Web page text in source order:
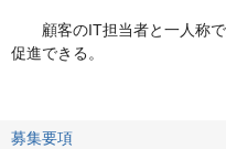
顧客のIT担当者と一人称で
促進できる。
募集要項